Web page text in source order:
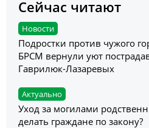
Сейчас читают
Новости
Подростки против чужого
БРСМ вернули уют
Гаврилюк-Лазаревых
Актуально
Уход за могилами
делать граждане по закону?